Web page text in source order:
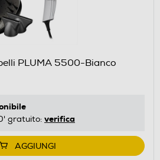
PLUMA 5500-Bianco
gratuito: verifica
AGGIUNGI